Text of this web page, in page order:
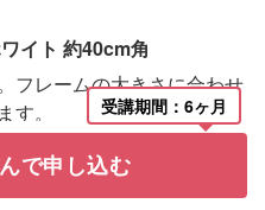
イト 約40cm角
フレームの大きさに合わせ
。
受講期間：6ヶ月
で申し込む